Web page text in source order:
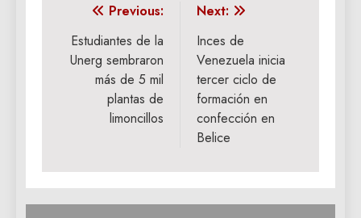
Navegación
de
entradas
Previous:
Estudiantes de la
Unerg sembraron
más de 5 mil
plantas de
limoncillos
Next:
Inces de
Venezuela inicia
tercer ciclo de
formación en
confección en
Belice